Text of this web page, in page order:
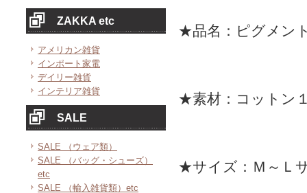
ZAKKA etc
アメリカン雑貨
インポート家電
デイリー雑貨
インテリア雑貨
SALE
SALE （ウェア類）
SALE （バッグ・シューズ）
etc
SALE （輸入雑貨類）etc
★品名：ピグメン
★素材：コットン
★サイズ：Ｍ～Ｌ